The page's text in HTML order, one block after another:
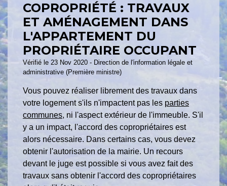
COPROPRIÉTÉ : TRAVAUX
ET AMÉNAGEMENT DANS
L'APPARTEMENT DU
PROPRIÉTAIRE OCCUPANT
Vérifié le 23 Nov 2020 - Direction de l'information légale et
administrative (Première ministre)
Vous pouvez réaliser librement des travaux dans
votre logement s'ils n'impactent pas les parties
communes, ni l'aspect extérieur de l'immeuble. S'il
y a un impact, l'accord des copropriétaires est
alors nécessaire. Dans certains cas, vous devez
obtenir l'autorisation de la mairie. Un recours
devant le juge est possible si vous avez fait des
travaux sans obtenir l'accord des copropriétaires